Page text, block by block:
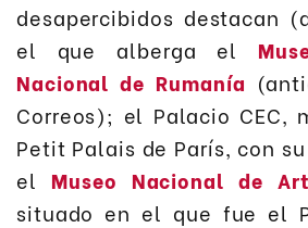
desapercibidos destacan
el que alberga el
Nacional de Rumanía
Correos); el Palacio CEC,
Petit Palais de París, con
el Museo Nacional de
situado en el que fue el